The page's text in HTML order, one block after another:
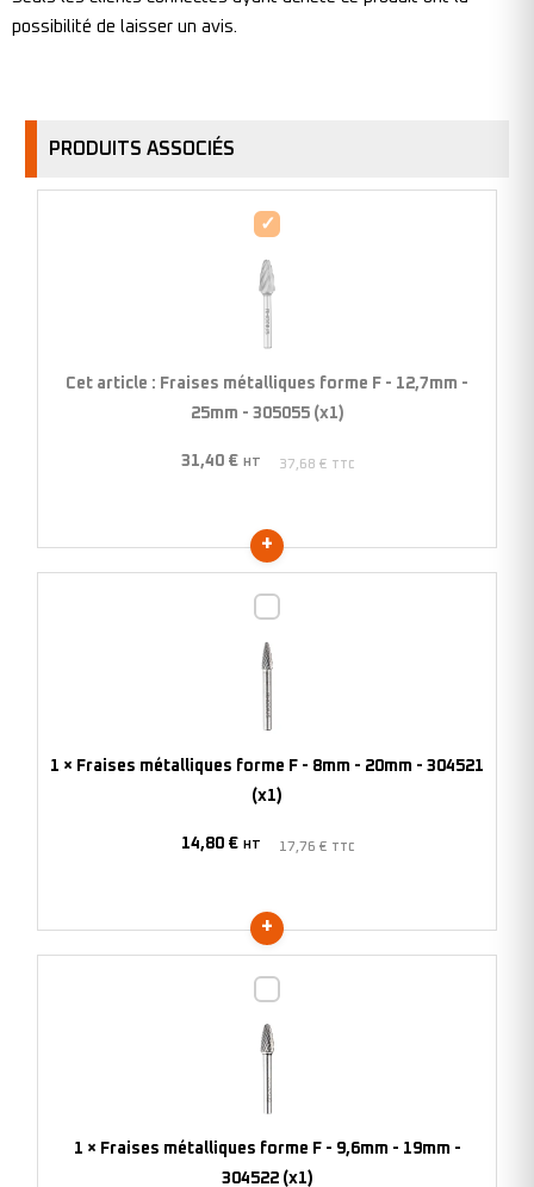
possibilité de laisser un avis.
PRODUITS ASSOCIÉS
Fraises
forme
-
Cet article : Fraises métalliques forme F - 12,7mm -
25mm - 305055 (x1)
31,40 € HT 37,68 € TTC
forme
-
-
1 × Fraises métalliques forme F - 8mm - 20mm - 304521
(x1)
14,80 € HT 17,76 € TTC
forme
1 × Fraises métalliques forme F - 9,6mm - 19mm -
304522 (x1)